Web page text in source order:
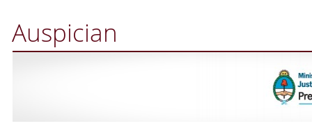
Auspician